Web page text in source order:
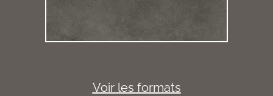
Voir les formats